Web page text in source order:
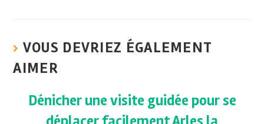
VOUS DEVRIEZ ÉGALEMENT
AIMER
Dénicher une visite guidée pour se